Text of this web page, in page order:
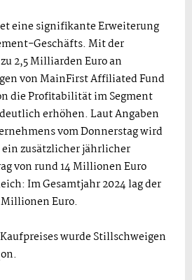
eine signifikante Erweiterung
Geschäfts. Mit der
2,5 Milliarden Euro an
von MainFirst Affiliated Fund
die Profitabilität im Segment
erhöhen. Laut Angaben
vom Donnerstag wird
zusätzlicher jährlicher
von rund 14 Millionen Euro
Im Gesamtjahr 2024 lag der
Euro.
wurde Stillschweigen